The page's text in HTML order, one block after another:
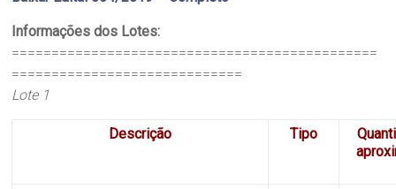
Informações dos Lotes:
==============================================
=============================
Lote 1
Descrição Tipo